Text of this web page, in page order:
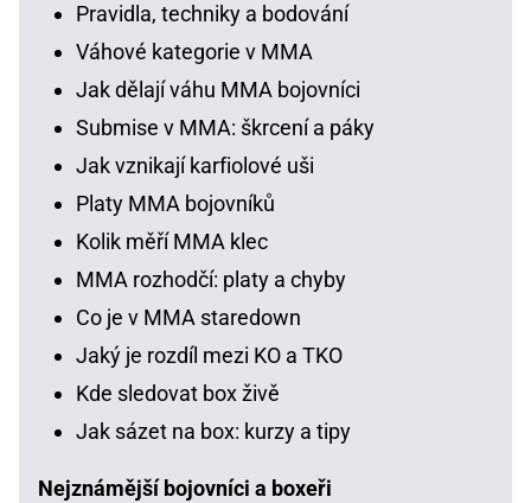
Pravidla, techniky a bodování
Váhové kategorie v MMA
Jak dělají váhu MMA bojovníci
Submise v MMA: škrcení a páky
Jak vznikají karfiolové uši
Platy MMA bojovníků
Kolik měří MMA klec
MMA rozhodčí: platy a chyby
Co je v MMA staredown
Jaký je rozdíl mezi KO a TKO
Kde sledovat box živě
Jak sázet na box: kurzy a tipy
Nejznámější bojovníci a boxeři